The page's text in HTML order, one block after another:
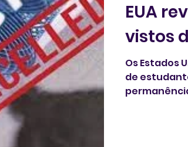
EUA
vistos
Os Estados
de